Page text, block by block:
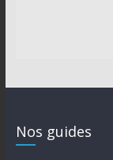
Nos guides